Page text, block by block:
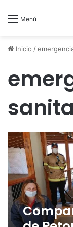
Menú
Inicio /